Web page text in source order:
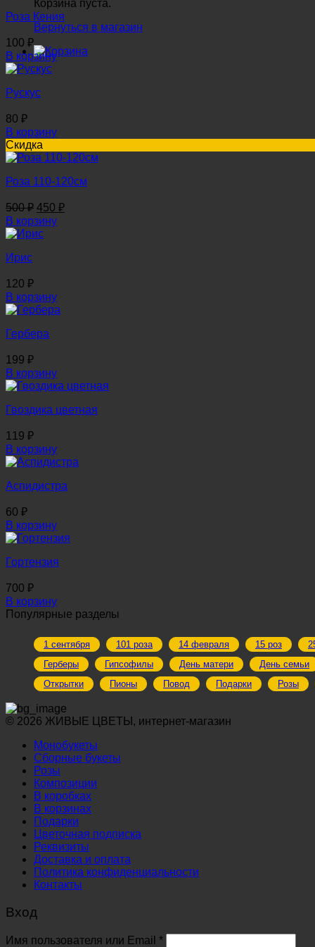
Корзина пуста.
Вернуться в магазин
Роза Кения
100 ₽
В корзину
Рускус
80 ₽
В корзину
Скидка
Роза 110-120см
500₽ Первоначальная
цена
составляла
450 ₽Текущая
В корзину
Ирис
120 ₽
В корзину
Гербера
199 ₽
В корзину
Гвоздика цветная
119 ₽
В корзину
Аспидистра
60 ₽
В корзину
Гортензия
700 ₽
В корзину
Популярные разделы
1 сентября 101 роза 14 февраля 15 роз
Герберы
Гипсофилы День матери День семьи
Открытки
Пионы Повод Подарки Розы
© 2026 ЖИВЫЕ ЦВЕТЫ, интернет-магазин
Монобукеты
Сборные букеты
Розы
Композиции
В коробках
В корзинах
Подарки
Цветочная подписка
Реквизиты
Доставка и оплата
Политика конфиденциальности
Контакты
Вход
Имя пользователя или Email *Обязательно